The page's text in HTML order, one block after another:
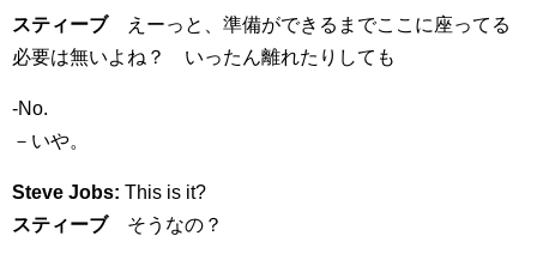
スティーブえーっと、準備ができるまでここに座ってる
必要は無いよね？ いったん離れたりしても
-No.
－いや。
Steve Jobs: This is it?
スティーブそうなの？